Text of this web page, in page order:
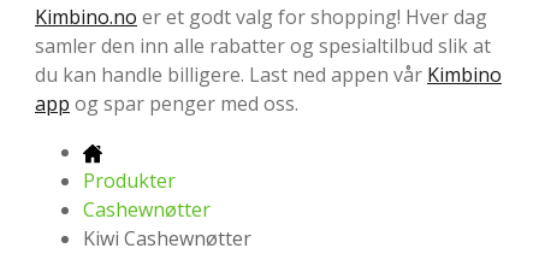
Kimbino.no er et godt valg for shopping! Hver dag
samler den inn alle rabatter og spesialtilbud slik at
du kan handle billigere. Last ned appen vår Kimbino
app og spar penger med oss.
Produkter
Cashewnøtter
Kiwi Cashewnøtter